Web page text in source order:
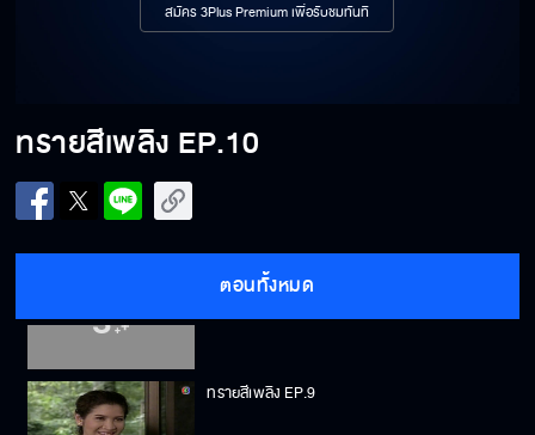
สมัคร 3Plus Premium เพื่อรับชมทันที
ทรายสีเพลิง EP.10
ตอนทั้งหมด
ทรายสีเพลิง EP.8
ทรายสีเพลิง EP.9